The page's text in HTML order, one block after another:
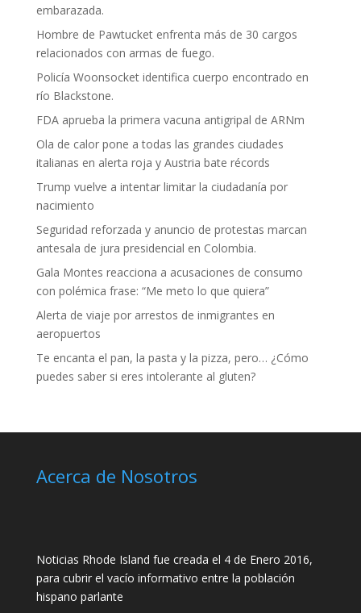
embarazada.
Hombre de Pawtucket enfrenta más de 30 cargos
relacionados con armas de fuego.
Policía Woonsocket identifica cuerpo encontrado en
río Blackstone.
FDA aprueba la primera vacuna antigripal de ARNm
Ola de calor pone a todas las grandes ciudades
italianas en alerta roja y Austria bate récords
Trump vuelve a intentar limitar la ciudadanía por
nacimiento
Seguridad reforzada y anuncio de protestas marcan
antesala de jura presidencial en Colombia.
Gala Montes reacciona a acusaciones de consumo
con polémica frase: “Me meto lo que quiera”
Alerta de viaje por arrestos de inmigrantes en
aeropuertos
Te encanta el pan, la pasta y la pizza, pero… ¿Cómo
puedes saber si eres intolerante al gluten?
Acerca de Nosotros
Noticias Rhode Island fue creada el 4 de Enero 2016,
para cubrir el vacío informativo entre la población
hispano parlante